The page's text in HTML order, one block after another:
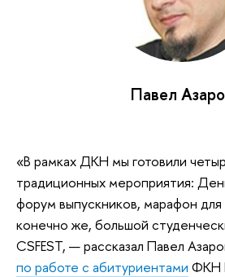
Павел
«В рамках ДКН мы готовили
традиционных мероприятия:
форум выпускников, марафон для
конечно же, большой
CSFEST, — рассказал Павел
по работе с абитуриентами ФКН